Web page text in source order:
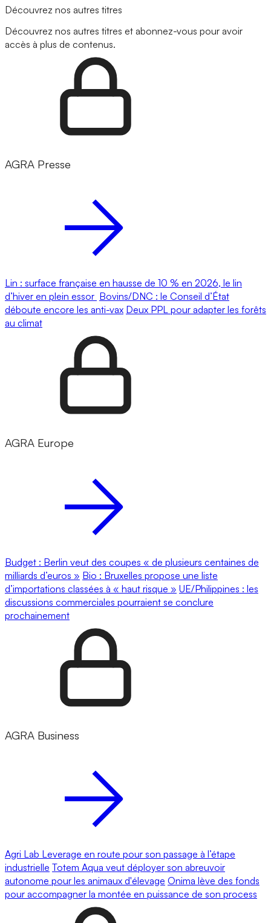
Découvrez nos autres titres
Découvrez nos autres titres et abonnez-vous pour avoir
accès à plus de contenus.
AGRA Presse
Lin : surface française en hausse de 10 % en 2026, le lin
d’hiver en plein essor Bovins/DNC : le Conseil d’État
déboute encore les anti-vax Deux PPL pour adapter les forêts
au climat
AGRA Europe
Budget : Berlin veut des coupes « de plusieurs centaines de
milliards d’euros » Bio : Bruxelles propose une liste
d’importations classées à « haut risque » UE/Philippines : les
discussions commerciales pourraient se conclure
prochainement
AGRA Business
Agri Lab Leverage en route pour son passage à l’étape
industrielle Totem Aqua veut déployer son abreuvoir
autonome pour les animaux d'élevage Onima lève des fonds
pour accompagner la montée en puissance de son process